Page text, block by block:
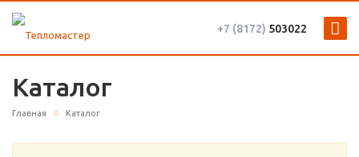
+7 (8172) 503022
Каталог
Главная Каталог